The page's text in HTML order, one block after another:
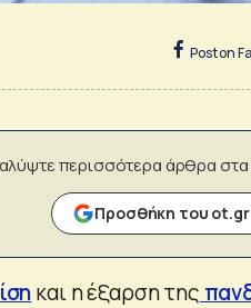
Post on
περισσότερα άρθρα
Προσθήκη του
και η έξαρση της